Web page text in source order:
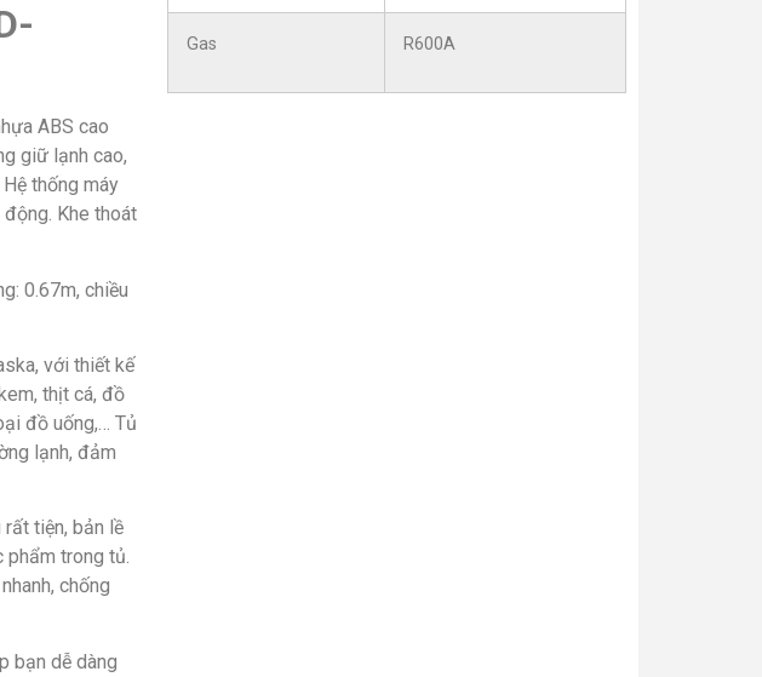
ABS cao
giữ lạnh cao,
thống máy
động. Khe thoát
0.67m, chiều
với thiết kế
thịt cá, đồ
đồ uống,… Tủ
lạnh, đảm
tiện, bản lề
phẩm trong tủ.
chống
bạn dễ dàng
Gas R600A